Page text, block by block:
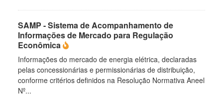
SAMP - Sistema de Acompanhamento de
Informações de Mercado para Regulação
Econômica
Informações do mercado de energia elétrica, declaradas
pelas concessionárias e permissionárias de distribuição,
conforme critérios definidos na Resolução Normativa Aneel
Nº...